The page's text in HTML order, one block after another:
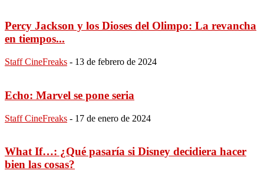
Percy Jackson y los Dioses del Olimpo: La revancha
en tiempos...
Staff CineFreaks - 13 de febrero de 2024
Echo: Marvel se pone seria
Staff CineFreaks - 17 de enero de 2024
What If…: ¿Qué pasaría si Disney decidiera hacer
bien las cosas?